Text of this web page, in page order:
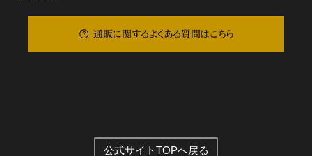
通販に関するよくある質問はこちら
公式サイトTOPへ戻る